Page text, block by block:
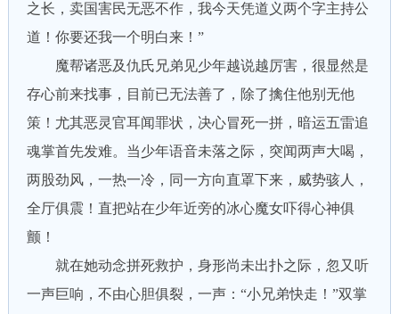
之长，卖国害民无恶不作，我今天凭道义两个字主持公
道！你要还我一个明白来！”
魔帮诸恶及仇氏兄弟见少年越说越厉害，很显然是
存心前来找事，目前已无法善了，除了擒住他别无他
策！尤其恶灵官耳闻罪状，决心冒死一拼，暗运五雷追
魂掌首先发难。当少年语音未落之际，突闻两声大喝，
两股劲风，一热一冷，同一方向直罩下来，威势骇人，
全厅俱震！直把站在少年近旁的冰心魔女吓得心神俱
颤！
就在她动念拼死救护，身形尚未出扑之际，忽又听
一声巨响，不由心胆俱裂，一声：“小兄弟快走！”双掌